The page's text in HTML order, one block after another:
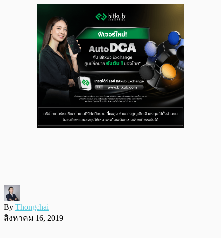
By Thongchai
สิงหาคม 16, 2019